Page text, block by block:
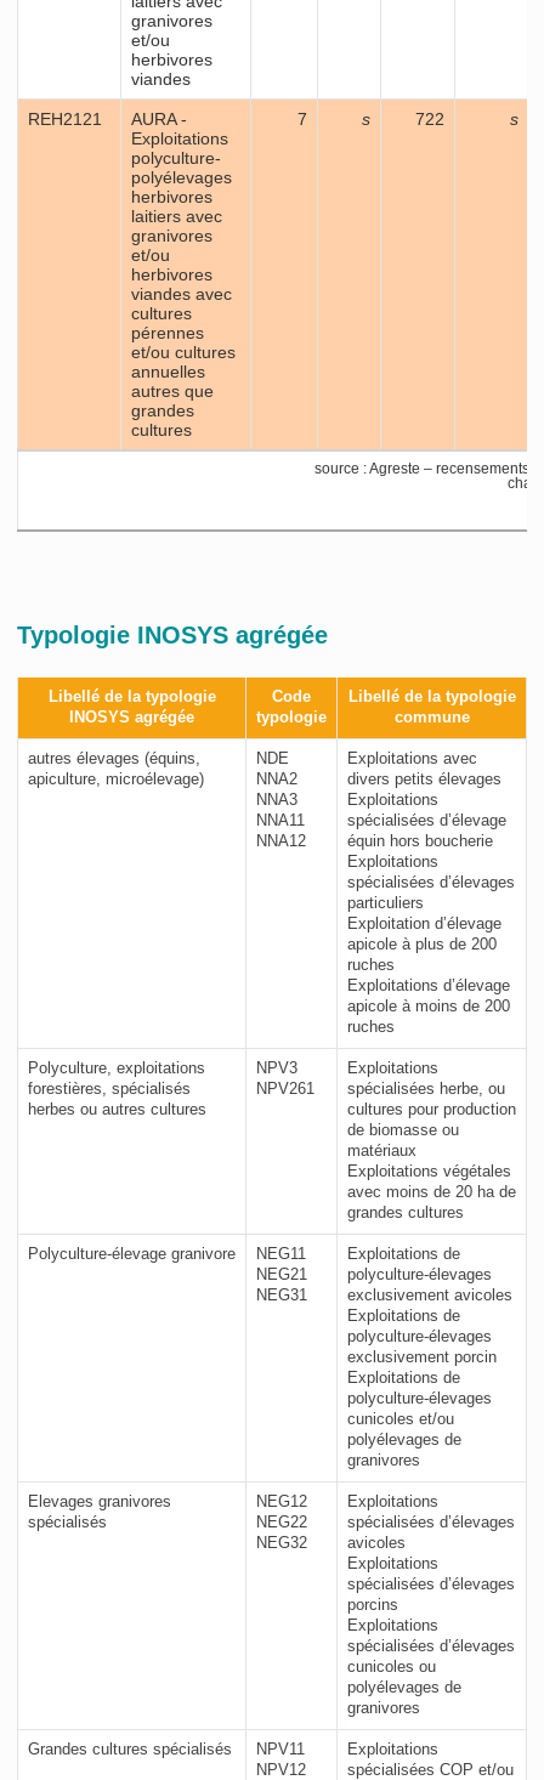
granivores
et/ou
herbivores
viandes
REH2121
AURA -
Exploitations
polyculture-
polyélevages
herbivores
laitiers avec
granivores
et/ou
herbivores
viandes avec
cultures
pérennes
et/ou cultures
annuelles
autres que
grandes
cultures
7 s 722 s
source : Agreste – recensements
Typologie INOSYS agrégée
Libellé de la typologie
INOSYS agrégée
Code
typologie
Libellé de la typologie
commune
autres élevages (équins,
apiculture, microélevage)
NDE
NNA2
NNA3
NNA11
NNA12
Exploitations avec
divers petits élevages
Exploitations
spécialisées d’élevage
équin hors boucherie
Exploitations
spécialisées d’élevages
particuliers
Exploitation d’élevage
apicole à plus de 200
ruches
Exploitations d’élevage
apicole à moins de 200
ruches
Polyculture, exploitations
forestières, spécialisés
herbes ou autres cultures
NPV3
NPV261
Exploitations
spécialisées herbe, ou
cultures pour production
de biomasse ou
matériaux
Exploitations végétales
avec moins de 20 ha de
grandes cultures
Polyculture-élevage granivore
NEG11
NEG21
NEG31
Exploitations de
polyculture-élevages
exclusivement avicoles
Exploitations de
polyculture-élevages
exclusivement porcin
Exploitations de
polyculture-élevages
cunicoles et/ou
polyélevages de
granivores
Elevages granivores
spécialisés
NEG12
NEG22
NEG32
Exploitations
spécialisées d’élevages
avicoles
Exploitations
spécialisées d’élevages
porcins
Exploitations
spécialisées d’élevages
cunicoles ou
polyélevages de
granivores
Grandes cultures spécialisés
NPV11
NPV12
Exploitations
spécialisées COP et/ou